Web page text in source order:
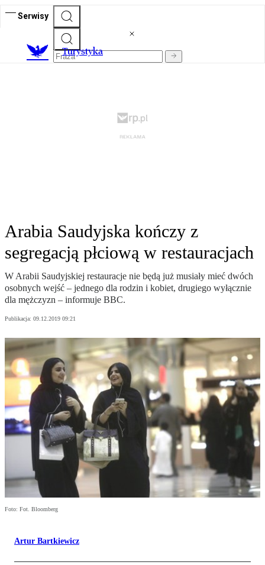
Serwisy
Turystyka
Arabia Saudyjska kończy z
segregacją płciową w restauracjach
W Arabii Saudyjskiej restauracje nie będą już musiały mieć dwóch
osobnych wejść – jednego dla rodzin i kobiet, drugiego wyłącznie
dla mężczyzn – informuje BBC.
Publikacja: 09.12.2019 09:21
Foto: Fot. Bloomberg
Artur Bartkiewicz